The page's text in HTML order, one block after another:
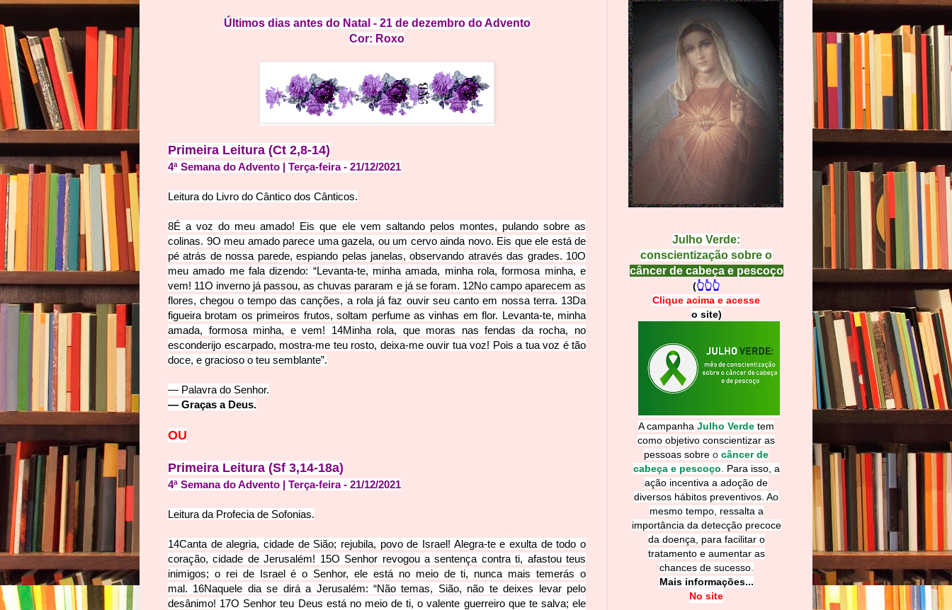
Últimos dias antes do Natal - 21 de dezembro do Advento
Cor: Roxo
Primeira Leitura (Ct 2,8-14)
4ª Semana do Advento | Terça-feira - 21/12/2021
Leitura do Livro do Cântico dos Cânticos.
8É a voz do meu amado! Eis que ele vem saltando pelos montes, pulando sobre as
colinas. 9O meu amado parece uma gazela, ou um cervo ainda novo. Eis que ele está de
pé atrás de nossa parede, espiando pelas janelas, observando através das grades. 10O
meu amado me fala dizendo: “Levanta-te, minha amada, minha rola, formosa minha, e
vem! 11O inverno já passou, as chuvas pararam e já se foram. 12No campo aparecem as
flores, chegou o tempo das canções, a rola já faz ouvir seu canto em nossa terra. 13Da
figueira brotam os primeiros frutos, soltam perfume as vinhas em flor. Levanta-te, minha
amada, formosa minha, e vem! 14Minha rola, que moras nas fendas da rocha, no
esconderijo escarpado, mostra-me teu rosto, deixa-me ouvir tua voz! Pois a tua voz é tão
doce, e gracioso o teu semblante”.
— Palavra do Senhor.
— Graças a Deus.
OU
Primeira Leitura (Sf 3,14-18a)
4ª Semana do Advento | Terça-feira - 21/12/2021
Leitura da Profecia de Sofonias.
14Canta de alegria, cidade de Sião; rejubila, povo de Israel! Alegra-te e exulta de todo o
coração, cidade de Jerusalém! 15O Senhor revogou a sentença contra ti, afastou teus
inimigos; o rei de Israel é o Senhor, ele está no meio de ti, nunca mais temerás o
mal. 16Naquele dia se dirá a Jerusalém: “Não temas, Sião, não te deixes levar pelo
desânimo! 17O Senhor teu Deus está no meio de ti, o valente guerreiro que te salva; ele
Julho Verde:
conscientização sobre o
câncer de cabeça e pescoço
(👆👆👆
Clique acima e acesse
o site)
A campanha Julho Verde tem
como objetivo conscientizar as
pessoas sobre o câncer de
cabeça e pescoço
Para isso, a
ação incentiva a adoção de
diversos hábitos preventivos. Ao
mesmo tempo, ressalta a
importância da detecção precoce
da doença, para facilitar o
tratamento e aumentar as
chances de sucesso.
Mais informações...
No site